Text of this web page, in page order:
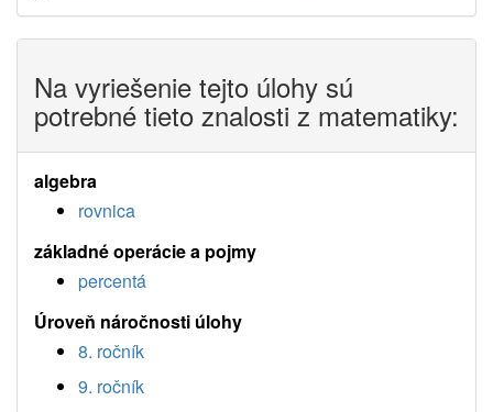
Na vyriešenie tejto úlohy sú
potrebné tieto znalosti z matematiky:
algebra
rovnica
základné operácie a pojmy
percentá
Úroveň náročnosti úlohy
8. ročník
9. ročník